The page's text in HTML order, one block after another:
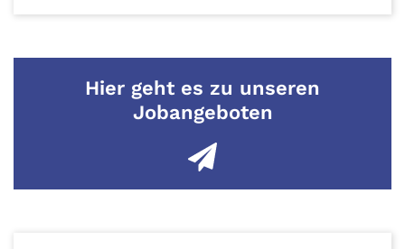
Hier geht es zu unseren
Jobangeboten